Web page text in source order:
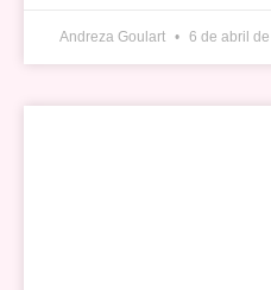
Andreza Goulart 6 de abril